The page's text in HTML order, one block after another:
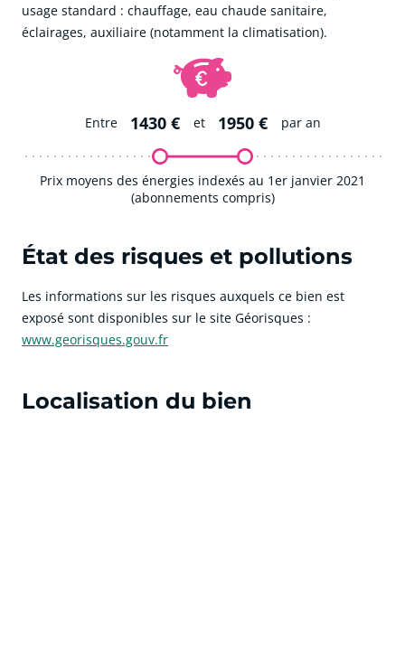
usage standard : chauffage, eau chaude sanitaire,
éclairages, auxiliaire (notamment la climatisation).
Entre 1430 € et 1950 € par an
Prix moyens des énergies indexés au 1er janvier 2021
(abonnements compris)
État des risques et pollutions
Les informations sur les risques auxquels ce bien est
exposé sont disponibles sur le site Géorisques :
www.georisques.gouv.fr
Localisation du bien